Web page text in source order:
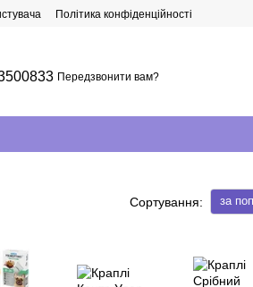
Політика конфіденційності
Передзвонити вам?
Сортування: за